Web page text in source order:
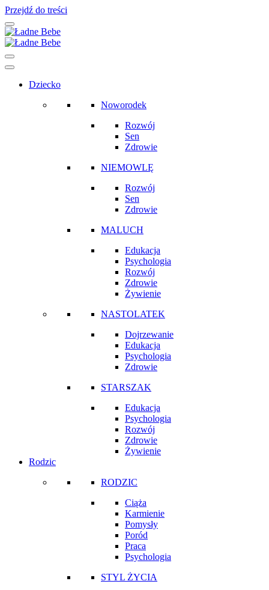
Przejdź do treści
Main
Navigation
Dziecko
Noworodek
Rozwój
Sen
Zdrowie
NIEMOWLĘ
Rozwój
Sen
Zdrowie
MALUCH
Edukacja
Psychologia
Rozwój
Zdrowie
Żywienie
NASTOLATEK
Dojrzewanie
Edukacja
Psychologia
Zdrowie
STARSZAK
Edukacja
Psychologia
Rozwój
Zdrowie
Żywienie
Rodzic
RODZIC
Ciąża
Karmienie
Pomysły
Poród
Praca
Psychologia
STYL ŻYCIA